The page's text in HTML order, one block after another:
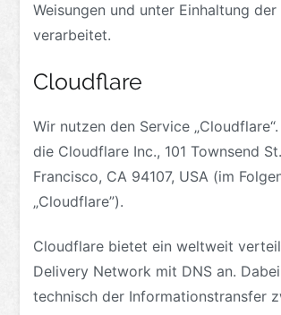
Weisungen und unter Einhaltung der
verarbeitet.
Cloudflare
Wir nutzen den Service
die Cloudflare Inc., 101 Townsend
Francisco, CA 94107, USA (im
„Cloudflare”).
Cloudflare bietet ein weltweit
Delivery Network mit DNS an.
technisch der Informationstransfer